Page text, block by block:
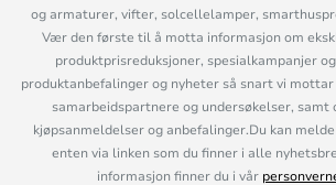
og armaturer, vifter, solcellelamper,
Vær den første til å motta informasjon om
produktprisreduksjoner, spesialkampanjer
produktanbefalinger og nyheter så snart vi
samarbeidspartnere og undersøkelser, samt
kjøpsanmeldelser og anbefalinger.Du kan
enten via linken som du finner i alle
informasjon finner du i vår